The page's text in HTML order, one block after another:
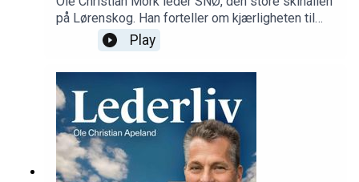
på Lørenskog. Han forteller om kjærligheten til
vintersport, sommerturister, Lørenskog som
destinasjon for proffer, myter om skihallen og
betydningen av å åpenhet i lederrollen.
Play